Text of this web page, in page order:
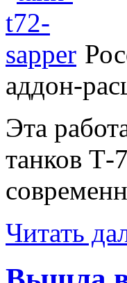
аддон-
Эта
танков Т-
Читать